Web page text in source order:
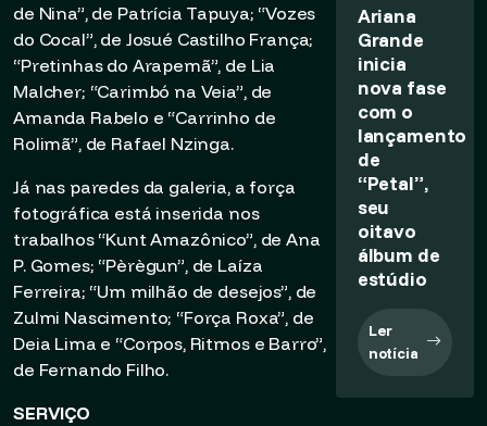
de Nina”, de Patrícia Tapuya; “Vozes
do Cocal”, de Josué Castilho França;
“Pretinhas do Arapemã”, de Lia
Malcher; “Carimbó na Veia”, de
Amanda Rabelo e “Carrinho de
Rolimã”, de Rafael Nzinga.
Já nas paredes da galeria, a força
fotográfica está inserida nos
trabalhos “Kunt Amazônico”, de Ana
P. Gomes; “Pèrègun”, de Laíza
Ferreira; “Um milhão de desejos”, de
Zulmi Nascimento; “Força Roxa”, de
Deia Lima e “Corpos, Ritmos e Barro”,
de Fernando Filho.
SERVIÇO
Ariana
Grande
inicia
nova fase
com o
lançamento
de
“Petal”,
seu
oitavo
álbum de
estúdio
Ler
notícia